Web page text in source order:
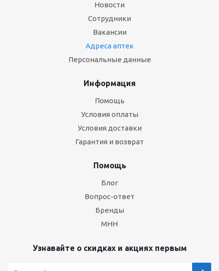
Новости
Сотрудники
Вакансии
Адреса аптек
Персональные данные
Информация
Помощь
Условия оплаты
Условия доставки
Гарантия и возврат
Помощь
Блог
Вопрос-ответ
Бренды
МНН
Узнавайте о скидках и акциях первым